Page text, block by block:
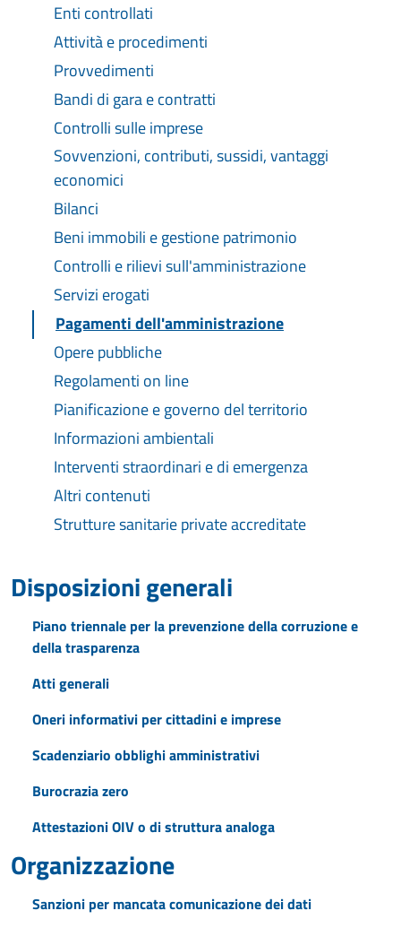
Enti controllati
Attività e procedimenti
Provvedimenti
Bandi di gara e contratti
Controlli sulle imprese
Sovvenzioni, contributi, sussidi, vantaggi
economici
Bilanci
Beni immobili e gestione patrimonio
Controlli e rilievi sull'amministrazione
Servizi erogati
Pagamenti dell'amministrazione
Opere pubbliche
Regolamenti on line
Pianificazione e governo del territorio
Informazioni ambientali
Interventi straordinari e di emergenza
Altri contenuti
Strutture sanitarie private accreditate
Disposizioni generali
Piano triennale per la prevenzione della corruzione e
della trasparenza
Atti generali
Oneri informativi per cittadini e imprese
Scadenziario obblighi amministrativi
Burocrazia zero
Attestazioni OIV o di struttura analoga
Organizzazione
Sanzioni per mancata comunicazione dei dati